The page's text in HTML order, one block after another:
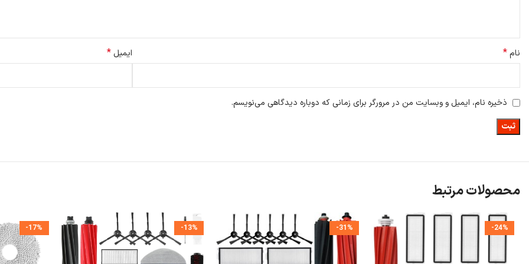
نام* ایمیل *
ذخیره نام، ایمیل و وبسایت من در مرورگر برای زمانی که دوباره دیدگاهی می‌نویسم.
محصولات مرتبط
-24%
-31%
-13%
-17%